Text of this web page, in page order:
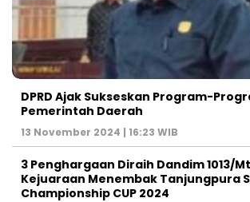
DPRD Ajak Sukseskan Program-
Pemerintah Daerah
13 November 2024 | 16:23 WIB
3 Penghargaan Diraih Dandim 1013/
Kejuaraan Menembak Tanjungpura
Championship CUP 2024